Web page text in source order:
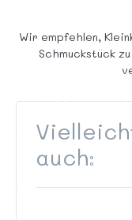
Wir empfehlen,
Schmuckstück
auch: